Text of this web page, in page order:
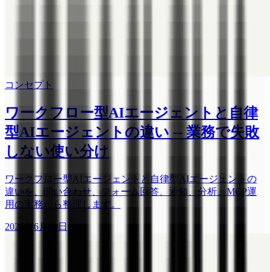
コンセプト
ワークフロー型AIエージェントと自律
型AIエージェントの違い -- 業務で失敗
しない使い分け
ワークフロー型AIエージェントと自律型AIエージェントの
違いを、問い合わせ、フォーム回答、通知、分析、MCP運
用の実務から整理します。
2026年6月23日